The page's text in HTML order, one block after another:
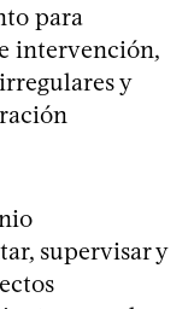
para
intervención,
y
supervisar y